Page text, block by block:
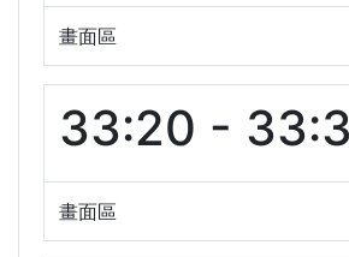
畫面區
33:20 -
畫面區